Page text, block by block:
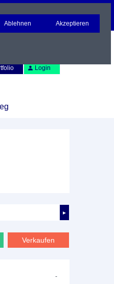
Login
►
Verkaufen
-
Ablehnen Akzeptieren